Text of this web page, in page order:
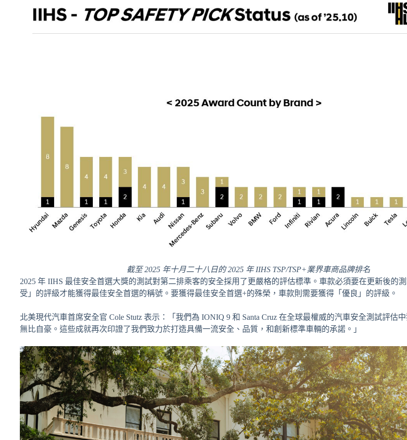
截至 2025 年十月二十八日的 2025 年 IIHS TSP/TSP+業界車商品牌排名
2025 年 IIHS 最佳安全首選大獎的測試對第二排乘客的安全採用了更嚴格的評估標準。車款必須要在更新後的
受」的評級才能獲得最佳安全首選的稱號。要獲得最佳安全首選+的殊榮，車款則需要獲得「優良」的評級。
北美現代汽車首席安全官 Cole Stutz 表示：「我們為 IONIQ 9 和 Santa Cruz 在全球最權威的汽車安全測試評估
無比自豪。這些成就再次印證了我們致力於打造具備一流安全、品質，和創新標準車輛的承諾。」